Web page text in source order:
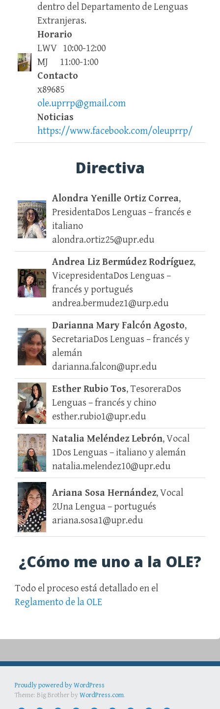
dentro del Departamento de Lenguas
Extranjeras.
Horario
LWV 10:00-12:00
MJ 11:00-1:00
Contacto
x89685
ole.uprrp@gmail.com
Noticias
https://www.facebook.com/oleuprrp/
Directiva
Alondra Yenille Ortiz Correa,
PresidentaDos Lenguas – francés e
italiano
alondra.ortiz25@upr.edu
Andrea Liz Bermúdez Rodríguez,
VicepresidentaDos Lenguas –
francés y portugués
andrea.bermudez1@urp.edu
Darianna Mary Falcón Agosto,
SecretariaDos Lenguas – francés y
alemán
darianna.falcon@upr.edu
Esther Rubio Tos, TesoreraDos
Lenguas – francés y chino
esther.rubio1@upr.edu
Natalia Meléndez Lebrón, Vocal
1Dos Lenguas – italiano y alemán
natalia.melendez10@upr.edu
Ariana Sosa Hernández, Vocal
2Una Lengua – portugués
ariana.sosa1@upr.edu
¿Cómo me uno a la OLE?
Todo el proceso está detallado en el
Reglamento de la OLE
Proudly powered by WordPress
Theme: Big Brother byWordPress.com.